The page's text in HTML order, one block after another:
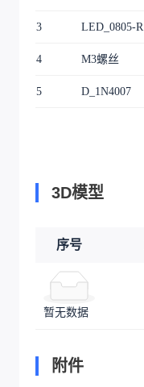
3 LED_0805-R
4 M3螺丝
5 D_1N4007
3D模型
序号
暂无数据
附件